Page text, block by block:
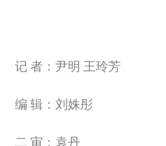
记 者：尹明 王玲芳
编 辑：刘姝彤
二 审：袁丹